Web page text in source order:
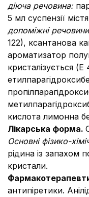
діюча речовина:
5 мл суспензії
допоміжні
122), ксантанова
ароматизатор
кристалізується
кислота лимонна
Лікарська форма.
Основні фізико-
рідина із запахом
кристали.
антипіретики.